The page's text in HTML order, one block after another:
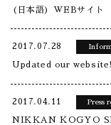
(日本語) WEBサイト
2017.07.28
Updated our website!
2017.04.11 Press
NIKKAN KOGYO